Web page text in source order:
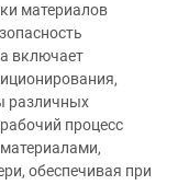
материалов
включает
различных
процесс
обеспечивая при